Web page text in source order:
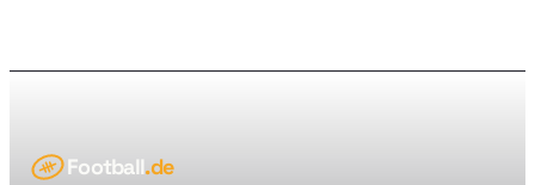
Football.de